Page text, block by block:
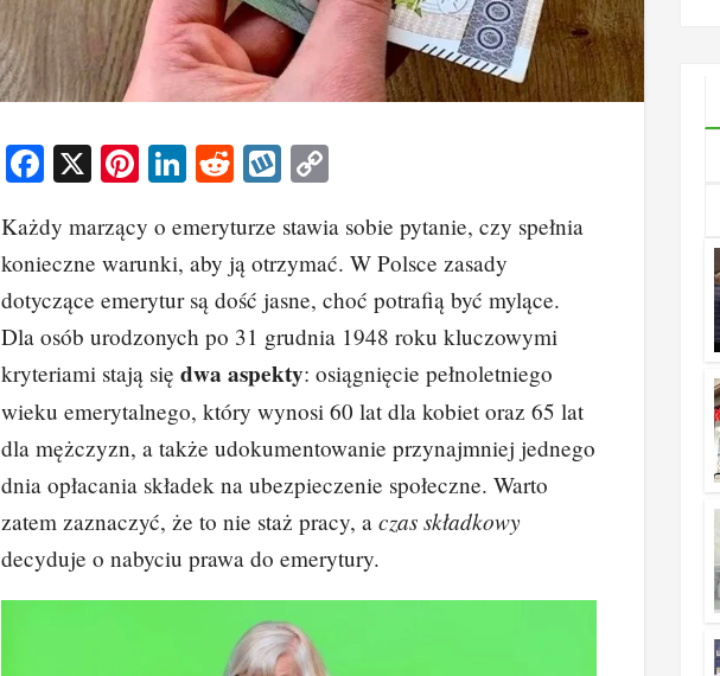
F
c
e
b
o
o
k
X
Pi
er
e
st
Li
k
e
dI
n
R
d
di
t
W
o
p
p
y
Li
n
k
Każdy marzący o emeryturze stawia sobie pytanie, czy spełnia
konieczne warunki, aby ją otrzymać. W Polsce zasady
dotyczące emerytur są dość jasne, choć potrafią być mylące.
Dla osób urodzonych po 31 grudnia 1948 roku kluczowymi
kryteriami stają się dwa aspekty: osiągnięcie pełnoletniego
wieku emerytalnego, który wynosi 60 lat dla kobiet oraz 65 lat
dla mężczyzn, a także udokumentowanie przynajmniej jednego
dnia opłacania składek na ubezpieczenie społeczne. Warto
zatem zaznaczyć, że to nie staż pracy, a czas składkowy
decyduje o nabyciu prawa do emerytury.